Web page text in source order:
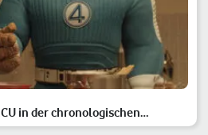
in der chronologischen